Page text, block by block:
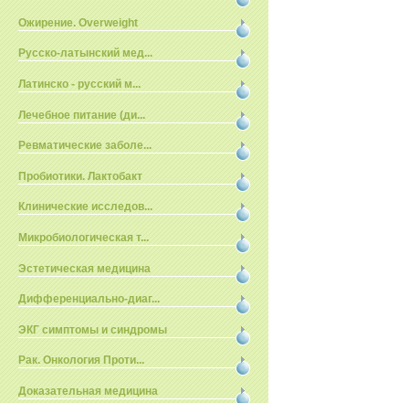
Ожирение. Overweight
Русско-латынский мед...
Латинско - русский м...
Лечебное питание (ди...
Ревматические заболе...
Пробиотики. Лактобакт
Клинические исследов...
Микробиологическая т...
Эстетическая медицина
Дифференциально-диаг...
ЭКГ симптомы и синдромы
Рак. Онкология Проти...
Доказательная медицина